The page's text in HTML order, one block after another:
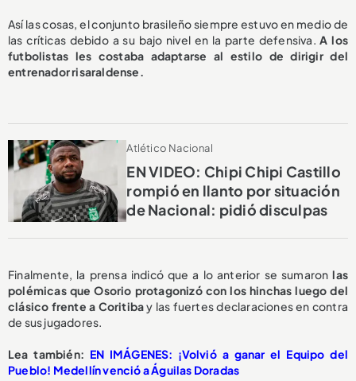
Así las cosas, el conjunto brasileño siempre estuvo en medio de
las críticas debido a su bajo nivel en la parte defensiva.A los
futbolistas les costaba adaptarse al estilo de dirigir del
entrenador risaraldense.
Atlético Nacional
EN VIDEO: Chipi Chipi Castillo
rompió en llanto por situación
de Nacional: pidió disculpas
Finalmente, la prensa indicó que a lo anterior se sumaron las
polémicas que Osorio protagonizó con los hinchas luego del
clásico frente a Coritibay las fuertes declaraciones en contra
de sus jugadores.
Lea también: EN IMÁGENES: ¡Volvió a ganar el Equipo del
Pueblo! Medellín venció a Águilas Doradas